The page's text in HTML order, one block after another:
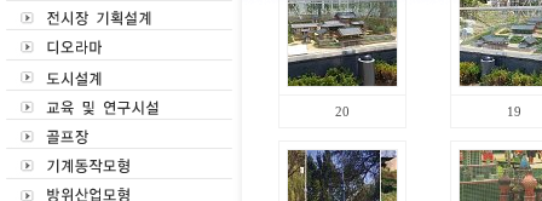
20 19